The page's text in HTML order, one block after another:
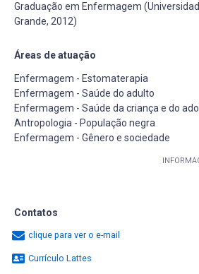
Graduação em Enfermagem
Grande, 2012)
Áreas de atuação
Enfermagem - Estomaterapia
Enfermagem - Saúde do adulto
Enfermagem - Saúde da criança e do
Antropologia - População negra
Enfermagem - Gênero e sociedade
Contatos
clique para ver o e-mail
Currículo Lattes